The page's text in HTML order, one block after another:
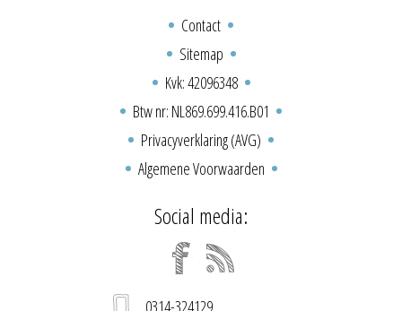
Contact
Sitemap
Kvk: 42096348
Btw nr: NL869.699.416.B01
Privacyverklaring (AVG)
Algemene Voorwaarden
Social media:
0314-324129